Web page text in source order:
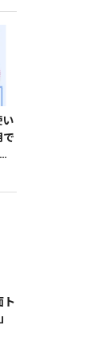
い
で
ト